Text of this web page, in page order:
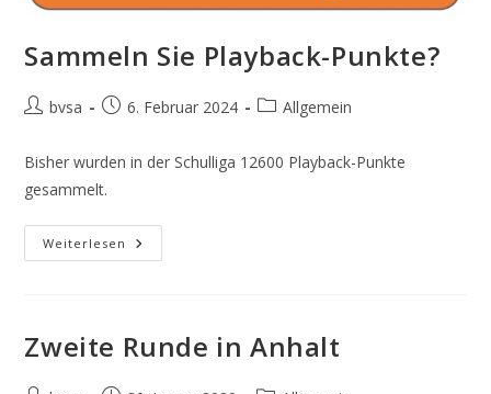
Sammeln Sie Playback-Punkte?
Beitrags-
bvsa
Beitrag6. Februar 2024
Beitrags-
Allgemein
Bisher wurden in der Schulliga 12600 Playback-Punkte
gesammelt.
Weiterlesen Sammeln
Sie
Zweite Runde in Anhalt